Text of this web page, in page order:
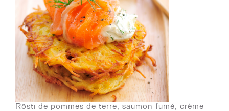
Rösti de pommes de terre, saumon fumé, crème